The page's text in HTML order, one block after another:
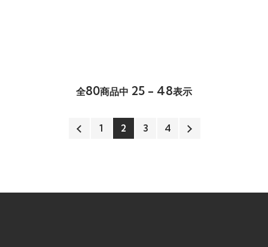
全80商品中 25 - 48表示
1 2 3 4